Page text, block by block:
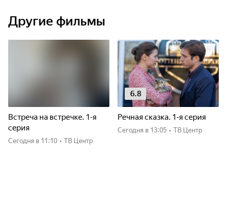
Другие фильмы
Встреча на встречке. 1-я
серия
Сегодня в 11:10 • ТВ Центр
6.8
Речная сказка. 1-я серия
Сегодня в 13:05 • ТВ Центр